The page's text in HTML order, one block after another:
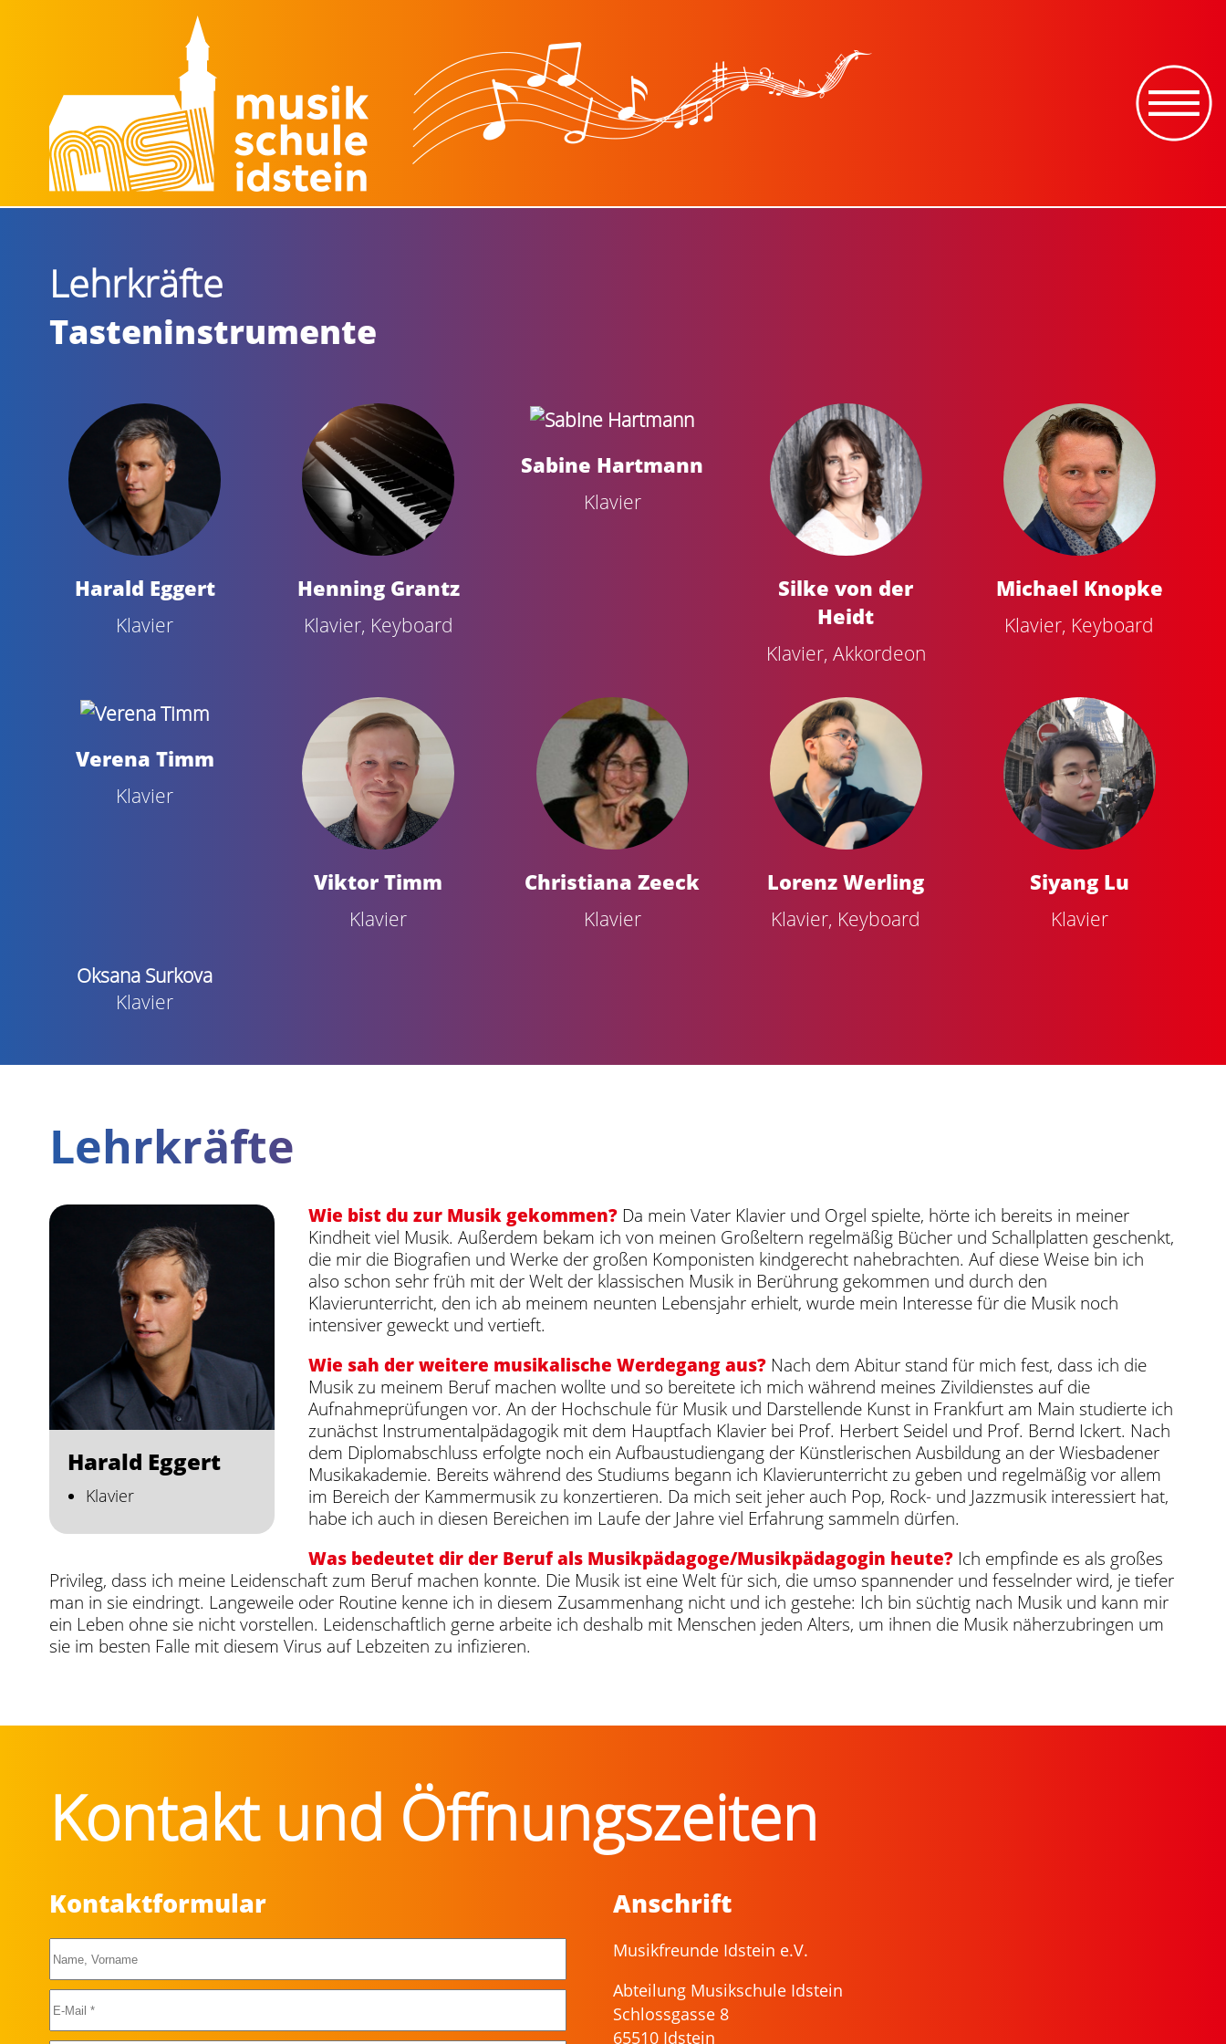
Lehrkräfte
Tasteninstrumente
Harald Eggert
Klavier
Henning Grantz
Klavier, Keyboard
Sabine Hartmann
Klavier
Silke von der
Heidt
Klavier, Akkordeon
Michael Knopke
Klavier, Keyboard
Verena Timm
Klavier
Viktor Timm
Klavier
Christiana Zeeck
Klavier
Lorenz Werling
Klavier, Keyboard
Siyang Lu
Klavier
Oksana Surkova
Klavier
Lehrkräfte
Harald Eggert
Klavier
Wie bist du zur Musik gekommen?Da mein Vater Klavier und Orgel spielte, hörte ich bereits in meiner
Kindheit viel Musik. Außerdem bekam ich von meinen Großeltern regelmäßig Bücher und Schallplatten geschenkt,
die mir die Biografien und Werke der großen Komponisten kindgerecht nahebrachten. Auf diese Weise bin ich
also schon sehr früh mit der Welt der klassischen Musik in Berührung gekommen und durch den
Klavierunterricht, den ich ab meinem neunten Lebensjahr erhielt, wurde mein Interesse für die Musik noch
intensiver geweckt und vertieft.
Wie sah der weitere musikalische Werdegang aus?Nach dem Abitur stand für mich fest, dass ich die
Musik zu meinem Beruf machen wollte und so bereitete ich mich während meines Zivildienstes auf die
Aufnahmeprüfungen vor. An der Hochschule für Musik und Darstellende Kunst in Frankfurt am Main studierte ich
zunächst Instrumentalpädagogik mit dem Hauptfach Klavier bei Prof. Herbert Seidel und Prof. Bernd Ickert. Nach
dem Diplomabschluss erfolgte noch ein Aufbaustudiengang der Künstlerischen Ausbildung an der Wiesbadener
Musikakademie. Bereits während des Studiums begann ich Klavierunterricht zu geben und regelmäßig vor allem
im Bereich der Kammermusik zu konzertieren. Da mich seit jeher auch Pop, Rock- und Jazzmusik interessiert hat,
habe ich auch in diesen Bereichen im Laufe der Jahre viel Erfahrung sammeln dürfen.
Was bedeutet dir der Beruf als Musikpädagoge/Musikpädagogin heute?Ich empfinde es als großes
Privileg, dass ich meine Leidenschaft zum Beruf machen konnte. Die Musik ist eine Welt für sich, die umso spannender und fesselnder wird, je tiefer
man in sie eindringt. Langeweile oder Routine kenne ich in diesem Zusammenhang nicht und ich gestehe: Ich bin süchtig nach Musik und kann mir
ein Leben ohne sie nicht vorstellen. Leidenschaftlich gerne arbeite ich deshalb mit Menschen jeden Alters, um ihnen die Musik näherzubringen um
sie im besten Falle mit diesem Virus auf Lebzeiten zu infizieren.
Kontakt und Öffnungszeiten
Kontaktformular Anschrift
Musikfreunde Idstein e.V.
Abteilung Musikschule Idstein
Schlossgasse 8
65510 Idstein